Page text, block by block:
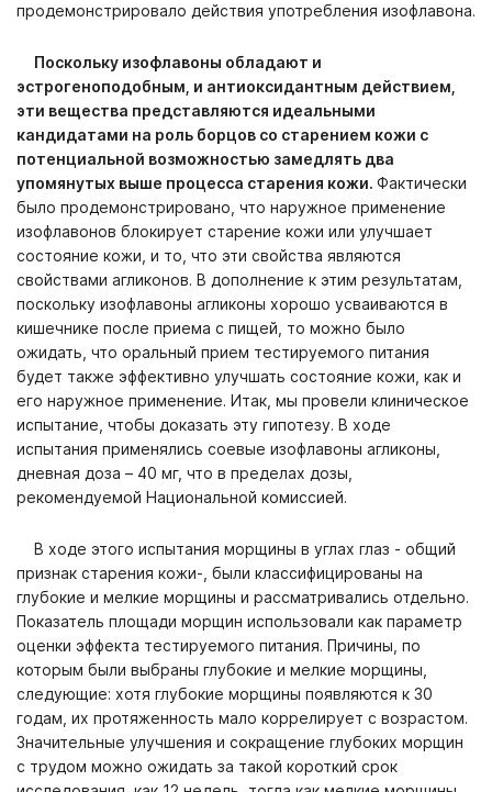
продемонстрировало действия употребления изофлавона.
Поскольку изофлавоны обладают и
эстрогеноподобным, и антиоксидантным действием,
эти вещества представляются идеальными
кандидатами на роль борцов со старением кожи с
потенциальной возможностью замедлять два
упомянутых выше процесса старения кожи. Фактически
было продемонстрировано, что наружное применение
изофлавонов блокирует старение кожи или улучшает
состояние кожи, и то, что эти свойства являются
свойствами агликонов. В дополнение к этим результатам,
поскольку изофлавоны агликоны хорошо усваиваются в
кишечнике после приема с пищей, то можно было
ожидать, что оральный прием тестируемого питания
будет также эффективно улучшать состояние кожи, как и
его наружное применение. Итак, мы провели клиническое
испытание, чтобы доказать эту гипотезу. В ходе
испытания применялись соевые изофлавоны агликоны,
дневная доза – 40 мг, что в пределах дозы,
рекомендуемой Национальной комиссией.
В ходе этого испытания морщины в углах глаз - общий
признак старения кожи-, были классифицированы на
глубокие и мелкие морщины и рассматривались отдельно.
Показатель площади морщин использовали как параметр
оценки эффекта тестируемого питания. Причины, по
которым были выбраны глубокие и мелкие морщины,
следующие: хотя глубокие морщины появляются к 30
годам, их протяженность мало коррелирует с возрастом.
Значительные улучшения и сокращение глубоких морщин
с трудом можно ожидать за такой короткий срок